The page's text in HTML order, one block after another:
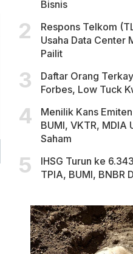
Bisnis
Respons Telkom
Usaha Data Center
Pailit
Daftar Orang
Forbes, Low Tuck
Menilik Kans
BUMI, VKTR, MDIA
Saham
IHSG Turun ke
TPIA, BUMI, BNBR